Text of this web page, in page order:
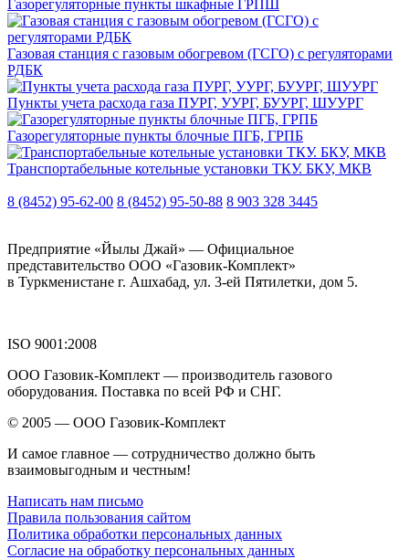
Газорегуляторные пункты шкафные ГРПШ
Газовая станция с газовым обогревом (ГСГО) с регуляторами
РДБК
Пункты учета расхода газа ПУРГ, УУРГ, БУУРГ, ШУУРГ
Газорегуляторные пункты блочные ПГБ, ГРПБ
Транспортабельные котельные установки ТКУ. БКУ, МКВ
8 (8452) 95-62-00 8 (8452) 95-50-88 8 903 328 3445
Предприятие «Йылы Джай» — Официальное
представительство ООО «Газовик-Комплект»
в Туркменистане г. Ашхабад, ул. 3-ей Пятилетки, дом 5.
ISO 9001:2008
ООО Газовик-Комплект — производитель газового
оборудования. Поставка по всей РФ и СНГ.
© 2005 — ООО Газовик-Комплект
И самое главное — сотрудничество должно быть
взаимовыгодным и честным!
Написать нам письмо
Правила пользования сайтом
Политика обработки персональных данных
Согласие на обработку персональных данных